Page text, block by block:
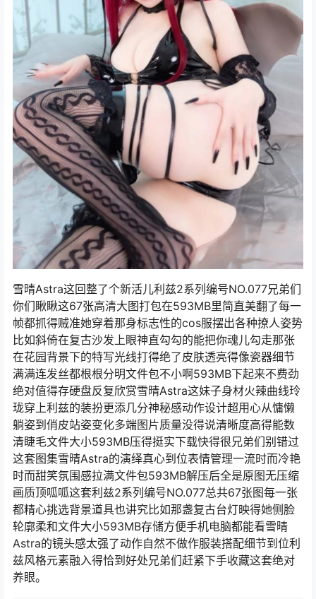
雪晴Astra这回整了个新活儿利兹2系列编号NO.077兄弟们
你们瞅瞅这67张高清大图打包在593MB里简直美翻了每一
帧都抓得贼准她穿着那身标志性的cos服摆出各种撩人姿势
比如斜倚在复古沙发上眼神直勾勾的能把你魂儿勾走那张
在花园背景下的特写光线打得绝了皮肤透亮得像瓷器细节
满满连发丝都根根分明文件包不小啊593MB下起来不费劲
绝对值得存硬盘反复欣赏雪晴Astra这妹子身材火辣曲线玲
珑穿上利兹的装扮更添几分神秘感动作设计超用心从慵懒
躺姿到俏皮站姿变化多端图片质量没得说清晰度高得能数
清睫毛文件大小593MB压得挺实下载快得很兄弟们别错过
这套图集雪晴Astra的演绎真心到位表情管理一流时而冷艳
时而甜笑氛围感拉满文件包593MB解压后全是原图无压缩
画质顶呱呱这套利兹2系列编号NO.077总共67张图每一张
都精心挑选背景道具也讲究比如那盏复古台灯映得她侧脸
轮廓柔和文件大小593MB存储方便手机电脑都能看雪晴
Astra的镜头感太强了动作自然不做作服装搭配细节到位利
兹风格元素融入得恰到好处兄弟们赶紧下手收藏这套绝对
养眼。